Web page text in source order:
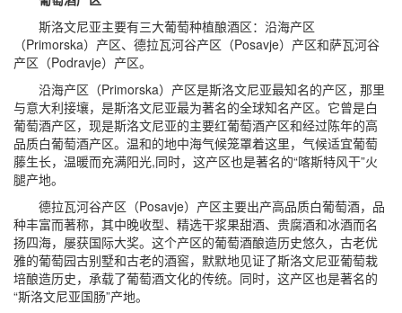
斯洛文尼亚主要有三大葡萄种植酿酒区：沿海产区
（Primorska）产区、德拉瓦河谷产区（Posavje）产区和萨瓦河谷
产区（Podravje）产区。
沿海产区（Primorska）产区是斯洛文尼亚最知名的产区，那里
与意大利接壤，是斯洛文尼亚最为著名的全球知名产区。它曾是白
葡萄酒产区，现是斯洛文尼亚的主要红葡萄酒产区和经过陈年的高
品质白葡萄酒产区。温和的地中海气候笼罩着这里，气候适宜葡萄
藤生长，温暖而充满阳光,同时，这产区也是著名的“喀斯特风干”火
腿产地。
德拉瓦河谷产区（Posavje）产区主要出产高品质白葡萄酒，品
种丰富而著称，其中晚收型、精选干浆果甜酒、贵腐酒和冰酒而名
扬四海，屡获国际大奖。这个产区的葡萄酒酿造历史悠久，古老优
雅的葡萄园古别墅和古老的酒窖，默默地见证了斯洛文尼亚葡萄栽
培酿造历史，承载了葡萄酒文化的传统。同时，这产区也是著名的
“斯洛文尼亚国肠”产地。